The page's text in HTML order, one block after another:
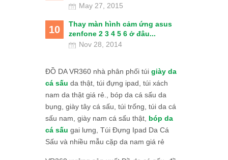
May 27, 2015
10
Thay màn hình cảm ứng asus
zenfone 2 3 4 5 6 ở đâu...
Nov 28, 2014
ĐỒ DA VR360 nhà phân phối túi giày da
cá sấu da thật, túi đựng ipad, túi xách
nam da thật giá rẻ., bóp da cá sấu da
bụng, giày tây cá sấu, túi trống, túi da cá
sấu nam, giày nam cá sấu thật, bóp da
cá sấu gai lưng, Túi Đựng Ipad Da Cá
Sấu và nhiều mẫu cặp da nam giá rẻ